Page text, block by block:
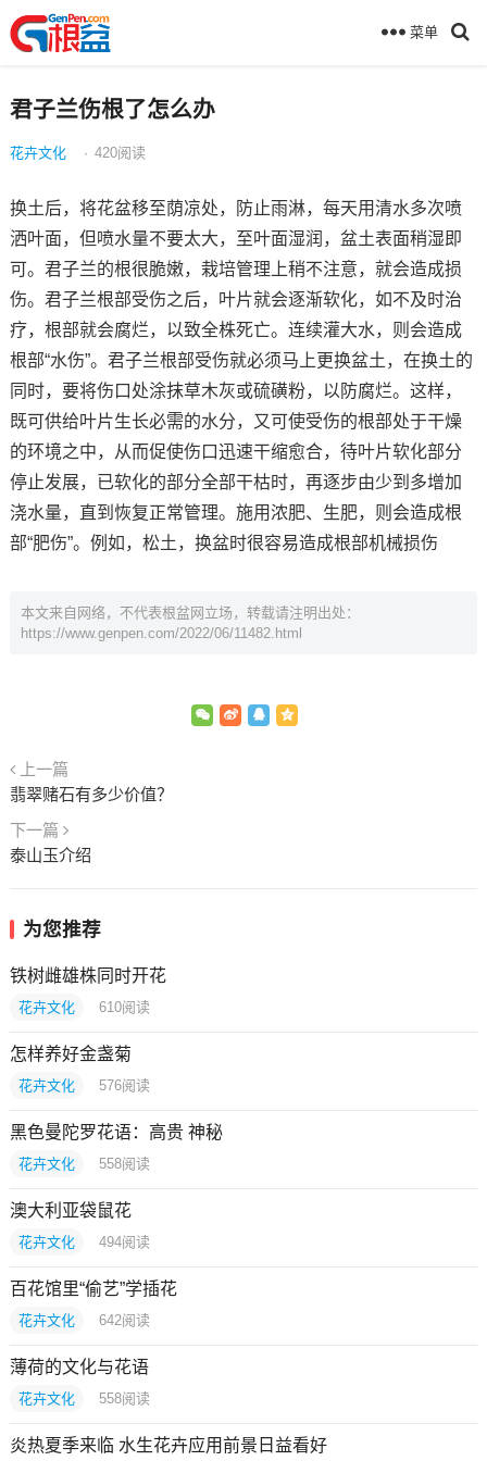
菜单
君子兰伤根了怎么办
花卉文化 · 420阅读
换土后，将花盆移至荫凉处，防止雨淋，每天用清水多次喷
洒叶面，但喷水量不要太大，至叶面湿润，盆土表面稍湿即
可。君子兰的根很脆嫩，栽培管理上稍不注意，就会造成损
伤。君子兰根部受伤之后，叶片就会逐渐软化，如不及时治
疗，根部就会腐烂，以致全株死亡。连续灌大水，则会造成
根部“水伤”。君子兰根部受伤就必须马上更换盆土，在换土的
同时，要将伤口处涂抹草木灰或硫磺粉，以防腐烂。这样，
既可供给叶片生长必需的水分，又可使受伤的根部处于干燥
的环境之中，从而促使伤口迅速干缩愈合，待叶片软化部分
停止发展，已软化的部分全部干枯时，再逐步由少到多增加
浇水量，直到恢复正常管理。施用浓肥、生肥，则会造成根
部“肥伤”。例如，松土，换盆时很容易造成根部机械损伤
本文来自网络，不代表根盆网立场，转载请注明出处：
https://www.genpen.com/2022/06/11482.html
上一篇
翡翠赌石有多少价值？
下一篇
泰山玉介绍
为您推荐
铁树雌雄株同时开花
花卉文化 610阅读
怎样养好金盏菊
花卉文化 576阅读
黑色曼陀罗花语：高贵 神秘
花卉文化 558阅读
澳大利亚袋鼠花
花卉文化 494阅读
百花馆里“偷艺”学插花
花卉文化 642阅读
薄荷的文化与花语
花卉文化 558阅读
炎热夏季来临 水生花卉应用前景日益看好